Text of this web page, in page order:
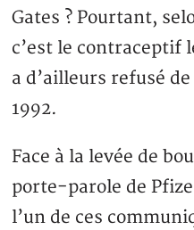
Gates ? Pourtant,
c’est le contraceptif
a d’ailleurs refusé
1992.
Face à la levée de
porte-parole de
l’un de ces